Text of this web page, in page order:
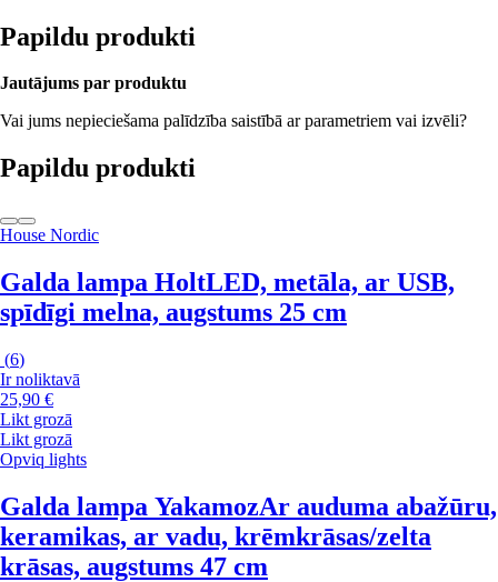
Papildu produkti
Jautājums par produktu
Vai jums nepieciešama palīdzība saistībā ar parametriem vai izvēli?
Papildu produkti
House Nordic
Galda lampa HoltLED, metāla, ar USB,
spīdīgi melna, augstums 25 cm
(6)
Ir noliktavā
25,90 €
Likt grozā
Likt grozā
Opviq lights
Galda lampa YakamozAr auduma abažūru,
keramikas, ar vadu, krēmkrāsas/zelta
krāsas, augstums 47 cm